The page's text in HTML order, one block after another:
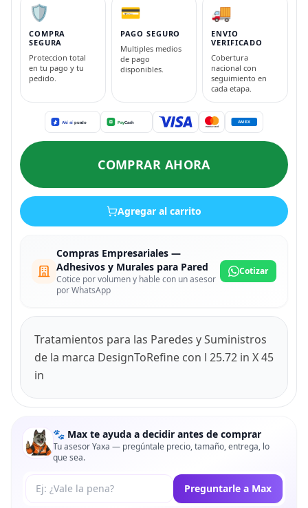
🛡️
COMPRA
SEGURA
Proteccion total
en tu pago y tu
pedido.
💳
PAGO SEGURO
Multiples medios
de pago
disponibles.
🚚
ENVIO
VERIFICADO
Cobertura
nacional con
seguimiento en
cada etapa.
COMPRAR AHORA
Agregar al carrito
Compras Empresariales —
Adhesivos y Murales para Pared
Cotice por volumen y hable con un asesor
por WhatsApp
Cotizar
Tratamientos para las Paredes y Suministros
de la marca DesignToRefine con l 25.72 in X 45
in
🐾 Max te ayuda a decidir antes de comprar
Tu asesor Yaxa — pregúntale precio, tamaño, entrega, lo
que sea.
Tu pregunta a Max Preguntarle a Max